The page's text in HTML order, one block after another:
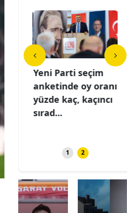
Yeni Parti seçim
anketinde oy oranı
yüzde kaç, kaçıncı
sırad...
1 2